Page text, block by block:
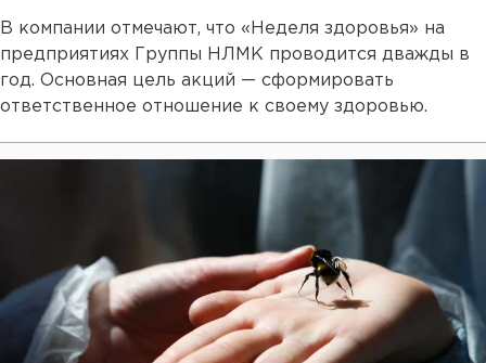
В компании отмечают, что «Неделя здоровья» на
предприятиях Группы НЛМК проводится дважды в
год. Основная цель акций — сформировать
ответственное отношение к своему здоровью.